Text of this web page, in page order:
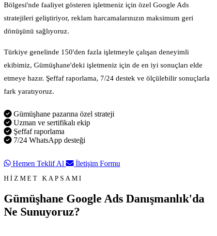
Bölgesi'nde faaliyet gösteren işletmeniz için özel Google Ads
stratejileri geliştiriyor, reklam harcamalarınızın maksimum geri
dönüşünü sağlıyoruz.
Türkiye genelinde 150'den fazla işletmeyle çalışan deneyimli
ekibimiz, Gümüşhane'deki işletmeniz için de en iyi sonuçları elde
etmeye hazır. Şeffaf raporlama, 7/24 destek ve ölçülebilir sonuçlarla
fark yaratıyoruz.
Gümüşhane pazarına özel strateji
Uzman ve sertifikalı ekip
Şeffaf raporlama
7/24 WhatsApp desteği
Hemen Teklif Al İletişim Formu
HİZMET KAPSAMI
Gümüşhane Google Ads Danışmanlık'da
Ne Sunuyoruz?